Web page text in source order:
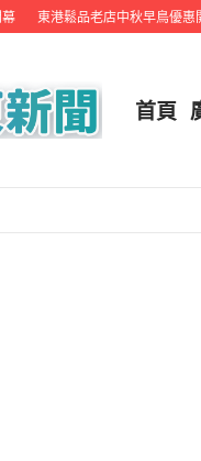
東港鬆品老店中秋早鳥優惠開
首頁